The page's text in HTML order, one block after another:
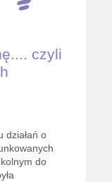
czyli
działań o
do